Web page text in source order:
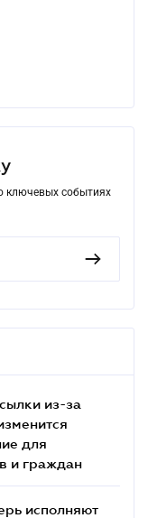
ключевых событиях
из-за
для
и граждан
исполняют